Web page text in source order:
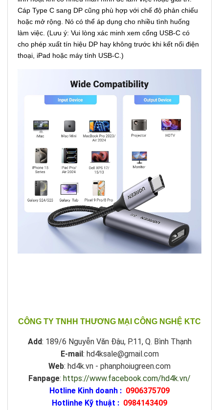
Cáp Type C sang DP cũng phù hợp với chế độ phản chiếu
hoặc mở rộng. Nó có thể áp dụng cho nhiều tình huống
làm việc. (Lưu ý: Vui lòng xác minh xem cổng USB-C có
cho phép xuất tín hiệu DP hay không trước khi kết nối điện
thoại, iPad hoặc máy tính USB-C.)
CÔNG TY TNHH THƯƠNG MẠI CÔNG NGHỆ KTC
Add: 189/6 Nguyễn Văn Đậu, P.11, Q. Bình Thạnh
E-mail: hd4ksale@gmail.com
Web: hd4k.vn - phanphoiugreen.com
Fanpage: https://www.facebook.com/hd4k.vn/
Hotline Kinh doanh : 0906375709
Hotlinhe Kỹ thuật : 0984143409